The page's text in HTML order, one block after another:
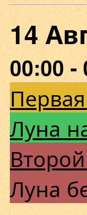
14
00:00 -
Луна
Луна